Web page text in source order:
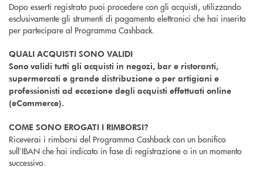
Dopo esserti registrato puoi procedere con gli acquisti, utilizzando
esclusivamente gli strumenti di pagamento elettronici che hai inserito
per partecipare al Programma Cashback.
QUALI ACQUISTI SONO VALIDI
Sono validi tutti gli acquisti in negozi, bar e ristoranti,
supermercati e grande distribuzione o per artigiani e
professionisti ad eccezione degli acquisti effettuati online
(eCommerce).
COME SONO EROGATI I RIMBORSI?
Riceverai i rimborsi del Programma Cashback con un bonifico
sull’IBAN che hai indicato in fase di registrazione o in un momento
successivo.